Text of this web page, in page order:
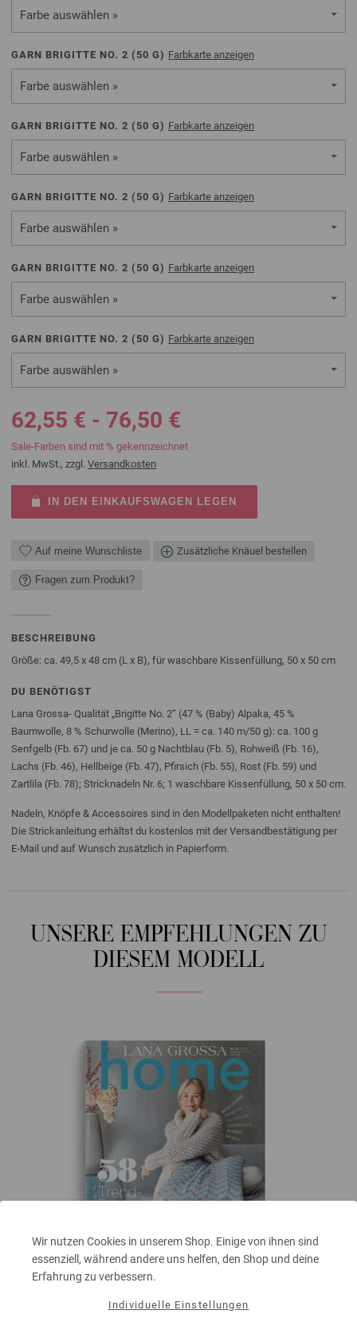
Wir nutzen Cookies in unserem Shop. Einige von ihnen sind
essenziell, während andere uns helfen, den Shop und deine
Erfahrung zu verbessern.
Individuelle Einstellungen
Farbe auswählen »
GARN BRIGITTE NO. 2 ( 50 G) Farbkarte anzeigen
Farbe auswählen »
GARN BRIGITTE NO. 2 ( 50 G) Farbkarte anzeigen
Farbe auswählen »
GARN BRIGITTE NO. 2 ( 50 G) Farbkarte anzeigen
Farbe auswählen »
GARN BRIGITTE NO. 2 ( 50 G) Farbkarte anzeigen
Farbe auswählen »
GARN BRIGITTE NO. 2 ( 50 G) Farbkarte anzeigen
Farbe auswählen »
62,55 € - 76,50 €
Sale-Farben sind mit % gekennzeichnet
inkl. MwSt., zzgl. Versandkosten
IN DEN EINKAUFSWAGEN LEGEN
Auf meine Wunschliste Zusätzliche Knäuel bestellen
Fragen zum Produkt?
BESCHREIBUNG
Größe: ca. 49,5 x 48 cm (L x B), für waschbare Kissenfüllung, 50 x 50 cm
DU BENÖTIGST
Lana Grossa- Qualität „Brigitte No. 2” (47 % (Baby) Alpaka, 45 %
Baumwolle, 8 % Schurwolle (Merino), LL = ca. 140 m/50 g): ca. 100 g
Senfgelb (Fb. 67) und je ca. 50 g Nachtblau (Fb. 5), Rohweiß (Fb. 16),
Lachs (Fb. 46), Hellbeige (Fb. 47), Pfirsich (Fb. 55), Rost (Fb. 59) und
Zartlila (Fb. 78); Stricknadeln Nr. 6; 1 waschbare Kissenfüllung, 50 x 50 cm.
Nadeln, Knöpfe & Accessoires sind in den Modellpaketen nicht enthalten!
Die Strickanleitung erhältst du kostenlos mit der Versandbestätigung per
E-Mail und auf Wunsch zusätzlich in Papierform.
UNSERE EMPFEHLUNGEN ZU
DIESEM MODELL
home No. 78